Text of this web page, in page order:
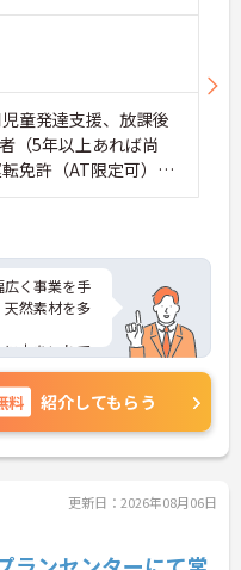
童発達支援、放課後
（5年以上あれば尚
免許（AT限定可）必
く事業を手
然素材を多
力をいれて
、プライベ
す。
料 紹介してもらう
更新日：2026年08月06日